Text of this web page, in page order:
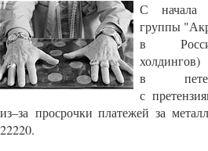
С начала
группы
в
в
с
из–за просрочки платежей за
22220.